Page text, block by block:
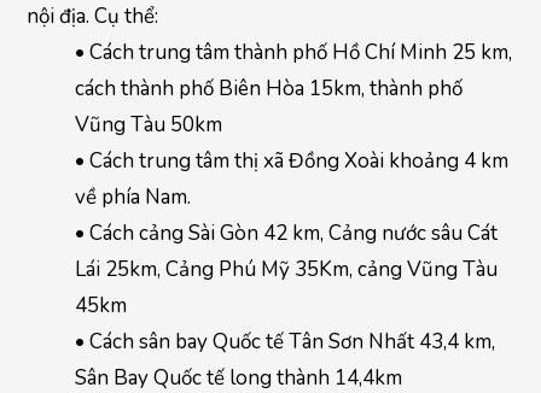
nội địa. Cụ thể:
• Cách trung tâm thành phố Hồ Chí Minh 25 km,
cách thành phố Biên Hòa 15km, thành phố
Vũng Tàu 50km
• Cách trung tâm thị xã Đồng Xoài khoảng 4 km
về phía Nam.
• Cách cảng Sài Gòn 42 km, Cảng nước sâu Cát
Lái 25km, Cảng Phú Mỹ 35Km, cảng Vũng Tàu
45km
• Cách sân bay Quốc tế Tân Sơn Nhất 43,4 km,
Sân Bay Quốc tế long thành 14,4km